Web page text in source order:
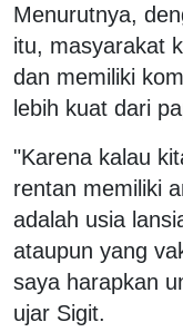
Menurutnya,
itu, masyarakat
dan memiliki
lebih kuat dari
"Karena kalau
rentan memiliki
adalah usia
ataupun yang
saya harapkan
ujar Sigit.